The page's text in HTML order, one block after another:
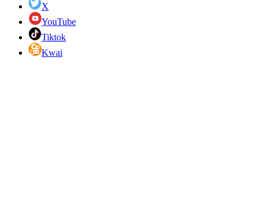
X
YouTube
Tiktok
Kwai